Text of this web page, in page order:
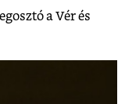
a Vér és